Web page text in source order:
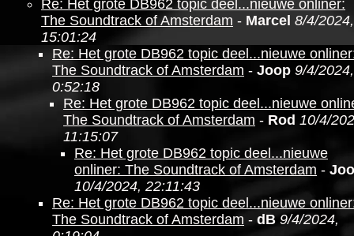
Re: Het grote DB962 topic deel...nieuwe onliner:
The Soundtrack of Amsterdam - Marcel 8/4/2024,
15:01:24
Re: Het grote DB962 topic deel...nieuwe
The Soundtrack of Amsterdam - Joop 9/4/2024,
0:52:18
Re: Het grote DB962 topic deel...nieuwe
The Soundtrack of Amsterdam - Rod 10/4/
11:15:07
Re: Het grote DB962 topic deel...nieuwe
onliner: The Soundtrack of Amsterdam -
10/4/2024, 22:11:43
Re: Het grote DB962 topic deel...nieuwe
The Soundtrack of Amsterdam - dB 9/4/2024,